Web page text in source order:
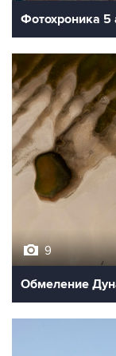
Фотохроника 5
9
Обмеление